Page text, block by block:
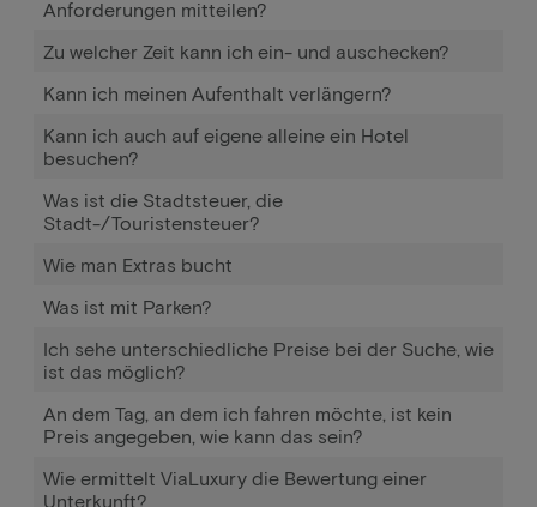
Anforderungen mitteilen?
Zu welcher Zeit kann ich ein- und auschecken?
Kann ich meinen Aufenthalt verlängern?
Kann ich auch auf eigene alleine ein Hotel
besuchen?
Was ist die Stadtsteuer, die
Stadt-/Touristensteuer?
Wie man Extras bucht
Was ist mit Parken?
Ich sehe unterschiedliche Preise bei der Suche, wie
ist das möglich?
An dem Tag, an dem ich fahren möchte, ist kein
Preis angegeben, wie kann das sein?
Wie ermittelt ViaLuxury die Bewertung einer
Unterkunft?